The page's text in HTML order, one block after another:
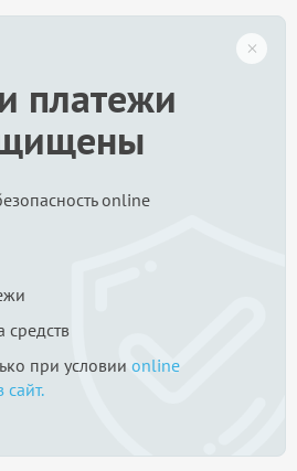
платежи
online
средств
при условии online